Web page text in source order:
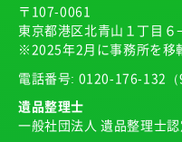
〒107-0061
東京都港区北青山１丁目
※2025年2月に事務所を移
電話番号: 0120-176-132
遺品整理士
一般社団法人 遺品整理士